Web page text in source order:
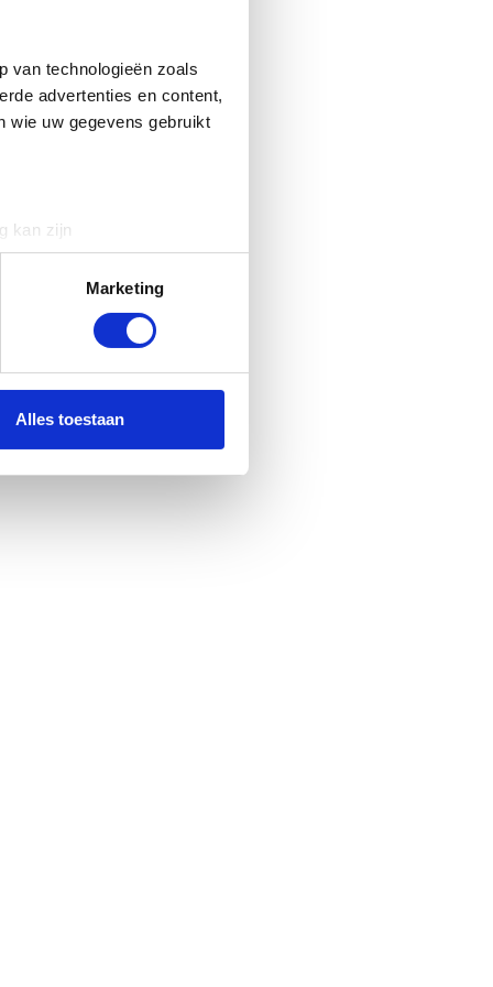
van technologieën zoals
advertenties en content,
wie uw gegevens gebruikt
kan zijn
detailgedeelte in. U kunt uw
partners voor social
die u aan ze heeft
Marketing
Alles toestaan